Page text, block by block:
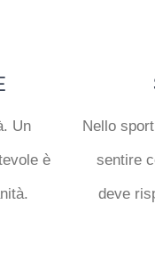
Un
è
Nello
sentire
deve